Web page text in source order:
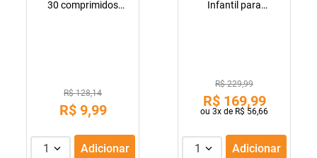
30 comprimidos
R$ 128,14
R$ 9,99
1 Adicionar
Infantil para
R$ 229,99
R$ 169,99
ou 3x de R$ 56,66
1 Adicionar